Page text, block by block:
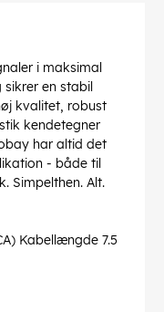
i maksimal
en stabil
kvalitet, robust
kendetegner
har altid det
- både til
Simpelthen. Alt.
Kabellængde 7.5